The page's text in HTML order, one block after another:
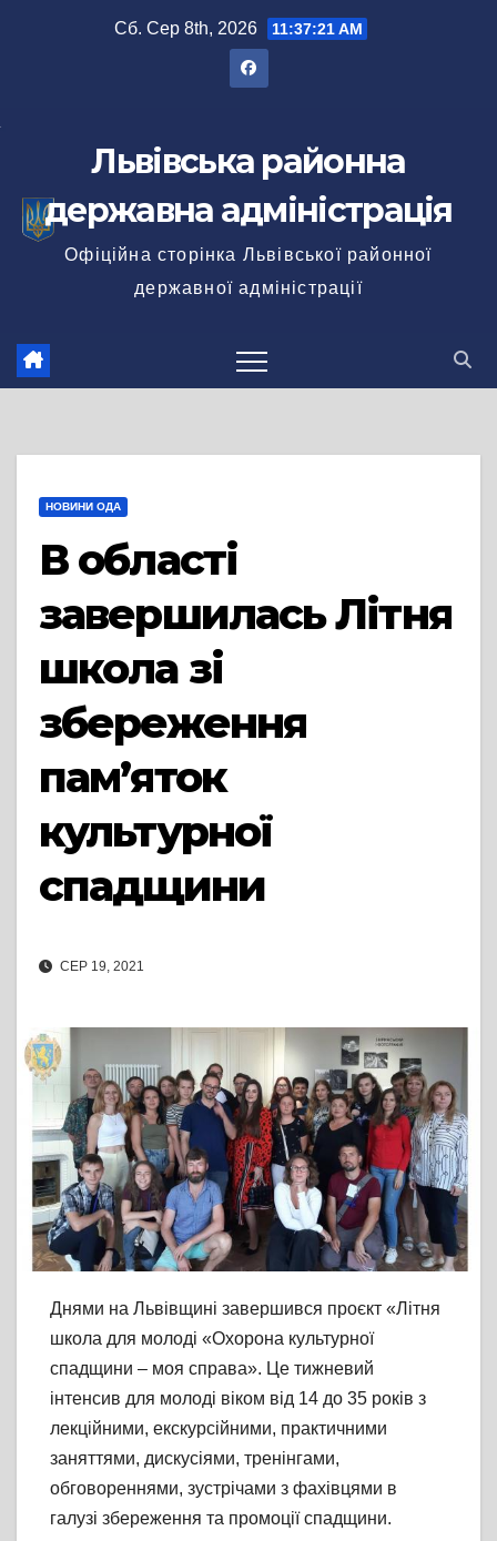
Сб. Сер 8th, 2026 11:37:21 AM
Львівська районна
державна адміністрація
Офіційна сторінка Львівської районної
державної адміністрації
НОВИНИ ОДА
В області
завершилась Літня
школа зі
збереження
пам’яток
культурної
спадщини
СЕР 19, 2021
Днями на Львівщині завершився проєкт «Літня
школа для молоді «Охорона культурної
спадщини – моя справа». Це тижневий
інтенсив для молоді віком від 14 до 35 років з
лекційними, екскурсійними, практичними
заняттями, дискусіями, тренінгами,
обговореннями, зустрічами з фахівцями в
галузі збереження та промоції спадщини.